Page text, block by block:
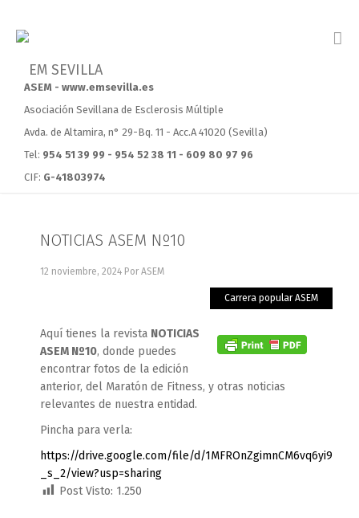
ASEM - www.emsevilla.es
Asociación Sevillana de Esclerosis Múltiple
Avda. de Altamira, n° 29-Bq. 11 - Acc.A 41020 (Sevilla)
Tel: 954 51 39 99 - 954 52 38 11 - 609 80 97 96
CIF: G-41803974
NOTICIAS ASEM Nº10
12 noviembre, 2024 Por ASEM
Carrera popular ASEM
Aquí tienes la revista NOTICIAS
ASEM Nº10, donde puedes
encontrar fotos de la edición
anterior, del Maratón de Fitness, y otras noticias
relevantes de nuestra entidad.
Pincha para verla:
https://drive.google.com/file/d/
_s_2/view?usp=sharing
Post Visto: 1.250